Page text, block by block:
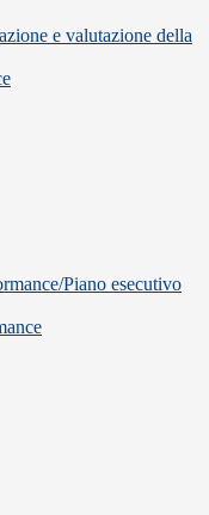
e valutazione della
Piano esecutivo